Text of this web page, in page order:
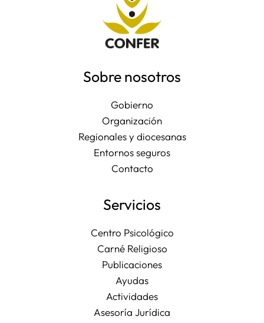
Sobre nosotros
Gobierno
Organización
Regionales y diocesanas
Entornos seguros
Contacto
Servicios
Centro Psicológico
Carné Religioso
Publicaciones
Ayudas
Actividades
Asesoría Jurídica